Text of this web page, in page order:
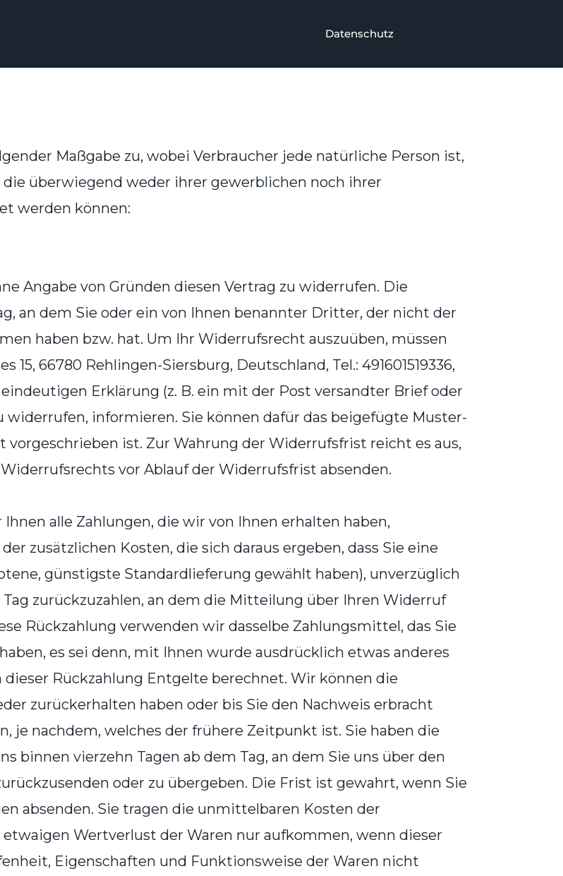
Datenschutz
Maßgabe zu, wobei Verbraucher jede natürliche Person ist,
überwiegend weder ihrer gewerblichen noch ihrer
werden können:
Angabe von Gründen diesen Vertrag zu widerrufen. Die
an dem Sie oder ein von Ihnen benannter Dritter, der nicht der
haben bzw. hat. Um Ihr Widerrufsrecht auszuüben, müssen
15, 66780 Rehlingen-Siersburg, Deutschland, Tel.: 491601519336,
Erklärung (z. B. ein mit der Post versandter Brief oder
widerrufen, informieren. Sie können dafür das beigefügte Muster-
ist. Zur Wahrung der Widerrufsfrist reicht es aus,
vor Ablauf der Widerrufsfrist absenden.
alle Zahlungen, die wir von Ihnen erhalten haben,
zusätzlichen Kosten, die sich daraus ergeben, dass Sie eine
günstigste Standardlieferung gewählt haben), unverzüglich
zurückzuzahlen, an dem die Mitteilung über Ihren Widerruf
Rückzahlung verwenden wir dasselbe Zahlungsmittel, das Sie
es sei denn, mit Ihnen wurde ausdrücklich etwas anderes
Rückzahlung Entgelte berechnet. Wir können die
zurückerhalten haben oder bis Sie den Nachweis erbracht
je nachdem, welches der frühere Zeitpunkt ist. Sie haben die
binnen vierzehn Tagen ab dem Tag, an dem Sie uns über den
oder zu übergeben. Die Frist ist gewahrt, wenn Sie
absenden. Sie tragen die unmittelbaren Kosten der
Wertverlust der Waren nur aufkommen, wenn dieser
Eigenschaften und Funktionsweise der Waren nicht